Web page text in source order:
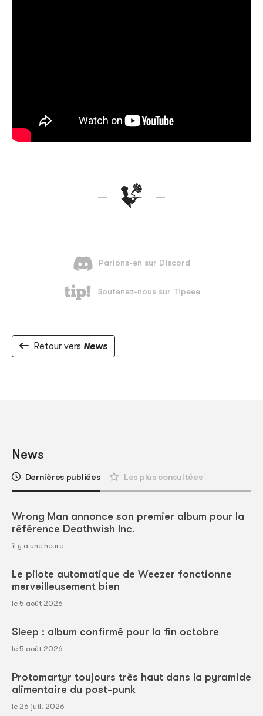
Retour vers News
News
Dernières publiées Les plus consultées
Wrong Man annonce son premier album pour la
référence Deathwish Inc.
il y a une heure
Le pilote automatique de Weezer fonctionne
merveilleusement bien
le 5 août 2026
Sleep : album confirmé pour la fin octobre
le 5 août 2026
Protomartyr toujours très haut dans la pyramide
alimentaire du post-punk
le 26 juil. 2026